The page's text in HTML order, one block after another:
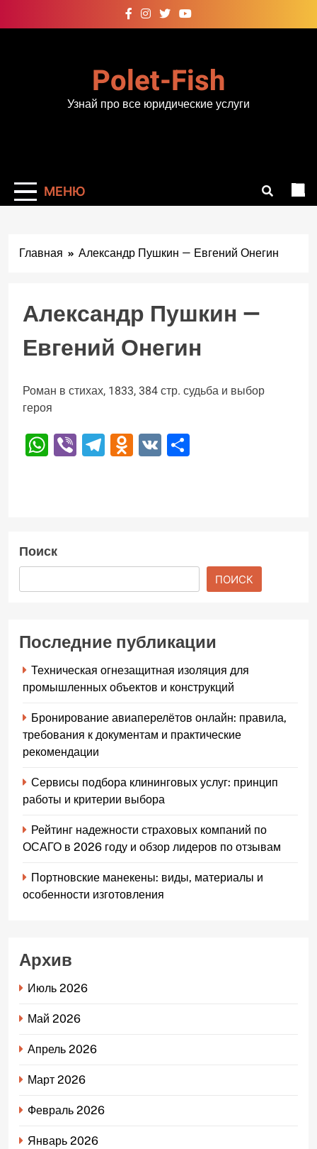
к
Polet-Fish
Узнай про все юридические услуги
МЕНЮ
Главная Александр Пушкин — Евгений Онегин
Александр Пушкин —
Евгений Онегин
Роман в стихах, 1833, 384 стр. судьба и выбор
героя
WhatsApp
ViberTelegram
Odnoklassniki
VK
Поиск
ПОИСК
Последние публикации
Техническая огнезащитная изоляция для
промышленных объектов и конструкций
Бронирование авиаперелётов онлайн: правила,
требования к документам и практические
рекомендации
Сервисы подбора клининговых услуг: принцип
работы и критерии выбора
Рейтинг надежности страховых компаний по
ОСАГО в 2026 году и обзор лидеров по отзывам
Портновские манекены: виды, материалы и
особенности изготовления
Архив
Июль 2026
Май 2026
Апрель 2026
Март 2026
Февраль 2026
Январь 2026